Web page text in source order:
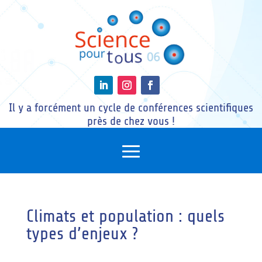
Il y a forcément un cycle de conférences scientifiques
près de chez vous !
Climats et population : quels
types d’enjeux ?